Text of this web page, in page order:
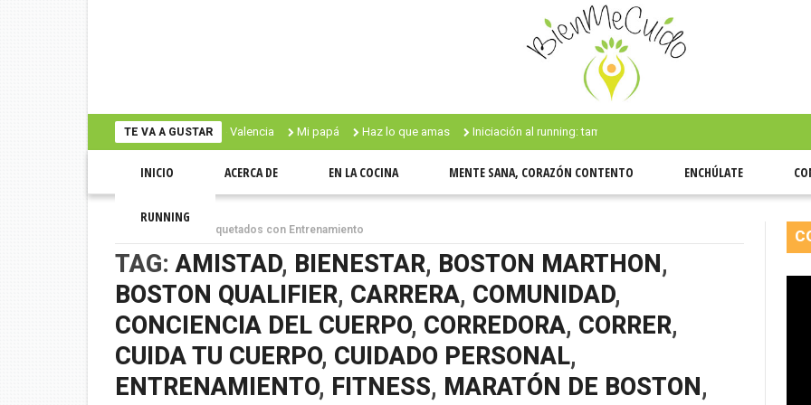
TE VA A GUSTAR
Valencia Mi papá Haz lo que amas Iniciación al running: también fui #newbie ¿Qué tan fangoso se
INICIO ACERCA DE EN LA COCINA MENTE SANA, CORAZÓN CONTENTO ENCHÚLATE
RUNNING
Artículos etiquetados con Entrenamiento
TAG:AMISTAD, BIENESTAR, BOSTON MARTHON,
BOSTON QUALIFIER, CARRERA, COMUNIDAD,
CONCIENCIA DEL CUERPO, CORREDORA, CORRER,
CUIDA TU CUERPO, CUIDADO PERSONAL,
ENTRENAMIENTO, FITNESS, MARATÓN DE BOSTON,